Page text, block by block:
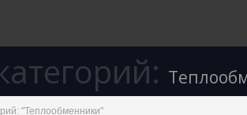
"Теплообменники"